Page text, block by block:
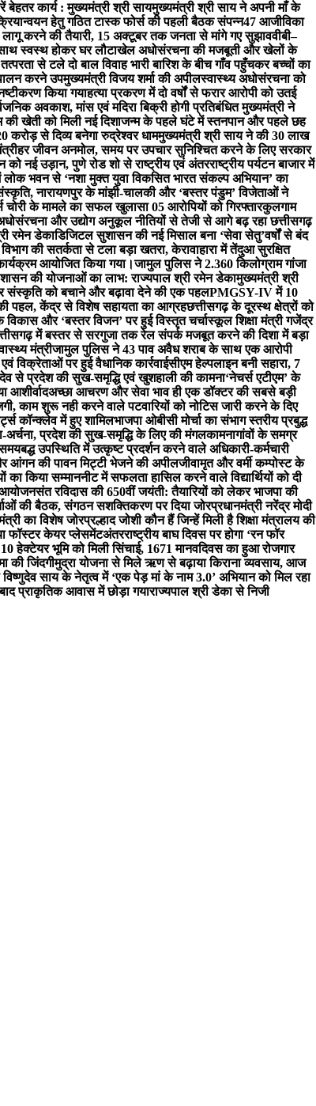
कार्य : मुख्यमंत्री श्री सायमुख्यमंत्री श्री साय ने अपनी माँ के
हेतु गठित टास्क फोर्स की पहली बैठक संपन्न47 आजीविका
करने की तैयारी, 15 अक्टूबर तक जनता से मांगे गए सुझाववीबी–
स्वस्थ होकर घर लौटाखेल अधोसंरचना की मजबूती और खेलों के
से टले दो बाल विवाह भारी बारिश के बीच गाँव पहुँचकर बच्चों का
करने उपमुख्यमंत्री विजय शर्मा की अपीलस्वास्थ्य अधोसंरचना को
किया गयाहत्या प्रकरण में दो वर्षों से फरार आरोपी को उतई
अवकाश, मांस एवं मदिरा बिक्री होगी प्रतिबंधित मुख्यमंत्री ने
खेती को मिली नई दिशाजन्म के पहले घंटे में स्तनपान और पहले छह
से दिव्य बनेगा रुद्रेश्वर धाममुख्यमंत्री श्री साय ने की 30 लाख
हर जीवन अनमोल, समय पर उपचार सुनिश्चित करने के लिए सरकार
नई उड़ान, पुणे रोड शो से राष्ट्रीय एवं अंतरराष्ट्रीय पर्यटन बाजार में
भवन से ‘नशा मुक्त युवा विकसित भारत संकल्प अभियान’ का
नारायणपुर के मांझी-चालकी और ‘बस्तर पंडुम’ विजेताओं ने
चोरी के मामले का सफल खुलासा 05 आरोपियों को गिरफ्तारकुलगाम
और उद्योग अनुकूल नीतियों से तेजी से आगे बढ़ रहा छत्तीसगढ़
रमेन डेका​डिजिटल सुशासन की नई मिसाल बना ‘सेवा सेतु’वर्षों से बंद
की सतर्कता से टला बड़ा खतरा, केरावाहारा में तेंदुआ सुरक्षित
आयोजित किया गया।जामुल पुलिस ने 2.360 किलोग्राम गांजा
की योजनाओं का लाभ: राज्यपाल श्री रमेन डेकामुख्यमंत्री श्री
संस्कृति को बचाने और बढ़ावा देने की एक पहलPMGSY-IV में 10
पहल, केंद्र से विशेष सहायता का आग्रहछत्तीसगढ़ के दूरस्थ क्षेत्रों को
और ‘बस्तर विजन’ पर हुई विस्तृत चर्चास्कूल शिक्षा मंत्री गजेंद्र
में बस्तर से सरगुजा तक रेल संपर्क मजबूत करने की दिशा में बड़ा
मंत्रीजामुल पुलिस ने 43 पाव अवैध शराब के साथ एक आरोपी
विक्रेताओं पर हुई वैधानिक कार्रवाईसीएम हेल्पलाइन बनी सहारा, 7
से प्रदेश की सुख-समृद्धि एवं खुशहाली की कामना‘नेचर्स एटीएम’ के
आशीर्वादअच्छा आचरण और सेवा भाव ही एक डॉक्टर की सबसे बड़ी
काम शुरू नही करने वाले पटवारियों को नोटिस जारी करने के दिए
कॉन्क्लेव में हुए शामिलभाजपा ओबीसी मोर्चा का संभाग स्तरीय प्रबुद्ध
अर्चना, प्रदेश की सुख-समृद्धि के लिए की मंगलकामनागांवों के समग्र
उपस्थिति में उत्कृष्ट प्रदर्शन करने वाले अधिकारी-कर्मचारी
आंगन की पावन मिट्टी भेजने की अपीलजीवामृत और वर्मी कम्पोस्ट के
का किया सम्माननीट में सफलता हासिल करने वाले विद्यार्थियों को दी
आयोजनसंत रविदास की 650वीं जयंती: तैयारियों को लेकर भाजपा की
की बैठक, संगठन सशक्तिकरण पर दिया जोरप्रधानमंत्री नरेंद्र मोदी
का विशेष जोरप्रल्हाद जोशी कौन हैं जिन्हें मिली है शिक्षा मंत्रालय की
फॉस्टर केयर प्लेसमेंटअंतरराष्ट्रीय बाघ दिवस पर होगा ‘रन फॉर
हेक्टेयर भूमि को मिली सिंचाई, 1671 मानवदिवस का हुआ रोजगार
की जिंदगीमुद्रा योजना से मिले ऋण से बढ़ाया किराना व्यवसाय, आज
साय के नेतृत्व में ‘एक पेड़ मां के नाम 3.0’ अभियान को मिल रहा
प्राकृतिक आवास में छोड़ा गयाराज्यपाल श्री डेका से निजी